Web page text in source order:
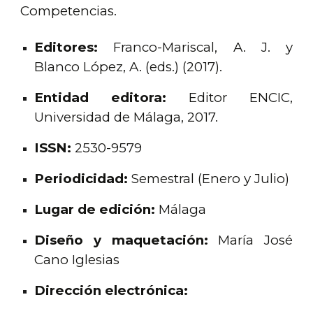
Competencias.
Editores: Franco-Mariscal, A. J. y
Blanco López, A. (eds.) (2017).
Entidad editora: Editor ENCIC,
Universidad de Málaga, 2017.
ISSN: 2530-9579
Periodicidad: Semestral (Enero y Julio)
Lugar de edición: Málaga
Diseño y maquetación: María José
Cano Iglesias
Dirección electrónica: